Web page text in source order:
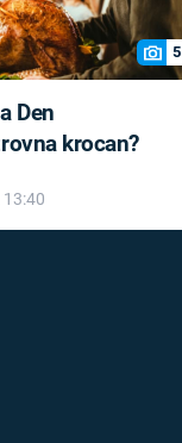
5
Den
krocan?